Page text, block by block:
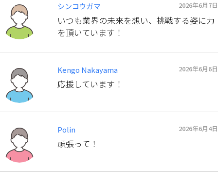
シンコウガマ 2026年6月7日
いつも業界の未来を想い、挑戦する姿に力
を頂いています！
Kengo Nakayama 2026年6月6日
応援しています！
Polin 2026年6月4日
頑張って！